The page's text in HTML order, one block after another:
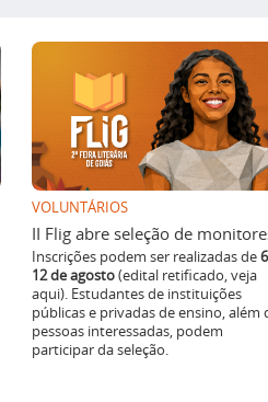
VOLUNTÁRIOS
II Flig abre seleção de
Inscrições podem ser realizadas de
12 de agosto(edital retificado, veja
aqui). Estudantes de instituições
públicas e privadas de ensino, além
pessoas interessadas, podem
participar da seleção.